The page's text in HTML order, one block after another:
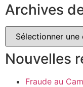
Archives
Nouvelles
Fraude au